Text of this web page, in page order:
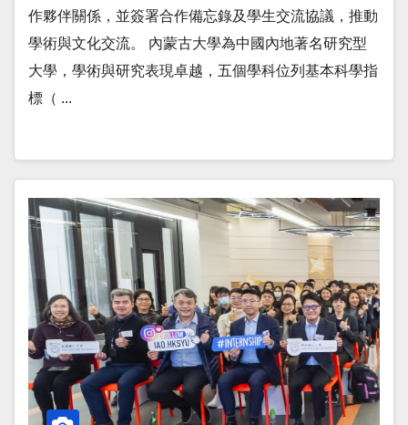
作夥伴關係，並簽署合作備忘錄及學生交流協議，推動
學術與文化交流。 內蒙古大學為中國內地著名研究型
大學，學術與研究表現卓越，五個學科位列基本科學指
標（ ...